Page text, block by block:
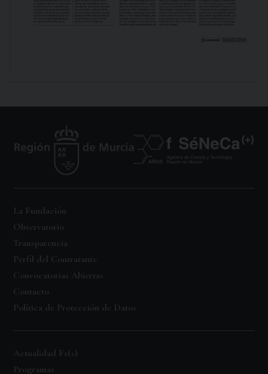
La Fundación
Observatorio
Transparencia
Perfil del Contratante
Convocatorias Abiertas
Contacto
Política de Protección de Datos
Actualidad Fs(+)
Programas